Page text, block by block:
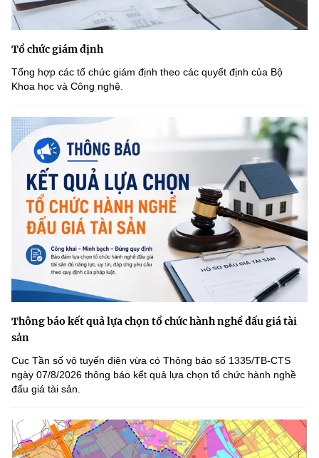
Tổ chức giám định
Tổng hợp các tổ chức giám định theo các quyết định của Bộ
Khoa học và Công nghệ.
Thông báo kết quả lựa chọn tổ chức hành nghề đấu giá tài
sản
Cục Tần số vô tuyến điện vừa có Thông báo số 1335/TB-CTS
ngày 07/8/2026 thông báo kết quả lựa chọn tổ chức hành nghề
đấu giá tài sản.